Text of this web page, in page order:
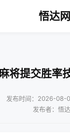
悟达网
将提交胜率
发布时间：2026-08-
发布者：悟